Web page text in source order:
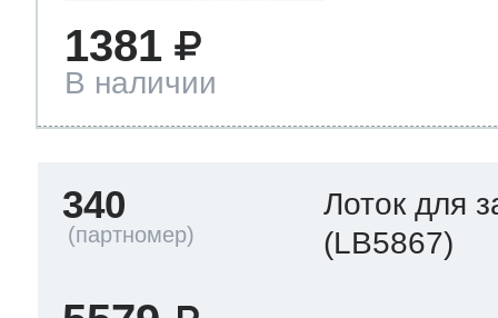
1381
В наличии
340
Лоток для
(LB5867)